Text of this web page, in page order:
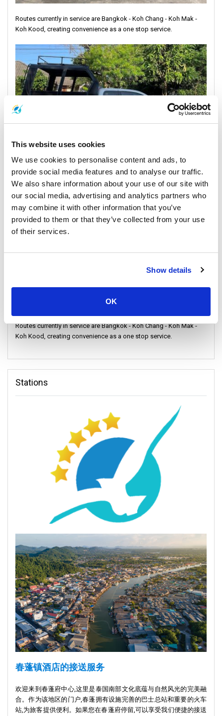
This website uses cookies
We use cookies to personalise content and ads, to
provide social media features and to analyse our traffic.
We also share information about your use of our site with
our social media, advertising and analytics partners who
may combine it with other information that you’ve
provided to them or that they’ve collected from your use
of their services.
Show details
OK
Routes currently in service are Bangkok - Koh Chang - Koh Mak -
Koh Kood, creating convenience as a one stop service.
Routes currently in service are Bangkok - Koh Chang - Koh Mak -
Koh Kood, creating convenience as a one stop service.
Stations
春蓬镇酒店的接送服务
欢迎来到春蓬府中心,这里是泰国南部文化底蕴与自然风光的完美融
合。作为该地区的门户,春蓬拥有设施完善的巴士总站和重要的火车
站,为旅客提供便利。如果您在春蓬府停留,可以享受我们便捷的接送